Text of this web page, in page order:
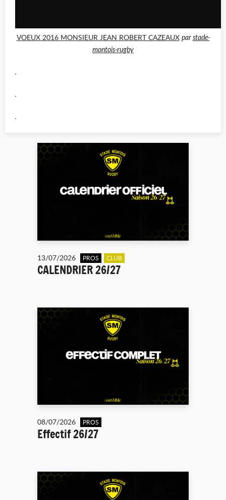
VOEUX 2016 MONSIEUR JEAN ROBERT CAZEAUX parstade-
montois-rugby
.
.
.
13/07/2026 PROS CLUB
CALENDRIER 26/27
08/07/2026 PROS
Effectif 26/27